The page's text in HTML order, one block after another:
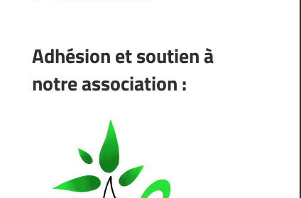
Adhésion et soutien à
notre association :